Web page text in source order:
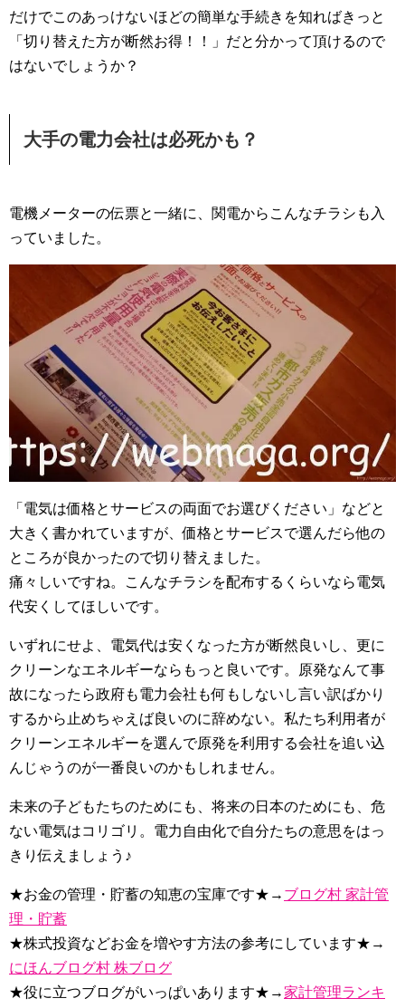
だけでこのあっけないほどの簡単な手続きを知ればきっと
「切り替えた方が断然お得！！」だと分かって頂けるので
はないでしょうか？
大手の電力会社は必死かも？
電機メーターの伝票と一緒に、関電からこんなチラシも入
っていました。
「電気は価格とサービスの両面でお選びください」などと
大きく書かれていますが、価格とサービスで選んだら他の
ところが良かったので切り替えました。
痛々しいですね。こんなチラシを配布するくらいなら電気
代安くしてほしいです。
いずれにせよ、電気代は安くなった方が断然良いし、更に
クリーンなエネルギーならもっと良いです。原発なんて事
故になったら政府も電力会社も何もしないし言い訳ばかり
するから止めちゃえば良いのに辞めない。私たち利用者が
クリーンエネルギーを選んで原発を利用する会社を追い込
んじゃうのが一番良いのかもしれません。
未来の子どもたちのためにも、将来の日本のためにも、危
ない電気はコリゴリ。電力自由化で自分たちの意思をはっ
きり伝えましょう♪
★お金の管理・貯蓄の知恵の宝庫です★→ ブログ村 家計管
理・貯蓄
★株式投資などお金を増やす方法の参考にしています★→
にほんブログ村 株ブログ
★役に立つブログがいっぱいあります★→家計管理ランキ